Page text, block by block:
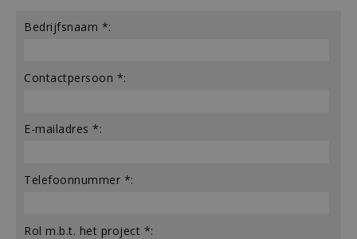
Bedrijfsnaam *:
Contactpersoon *:
E-mailadres *:
Telefoonnummer *:
Rol m.b.t. het project *: